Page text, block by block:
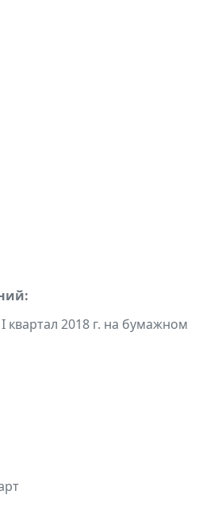
2018 г. на бумажном